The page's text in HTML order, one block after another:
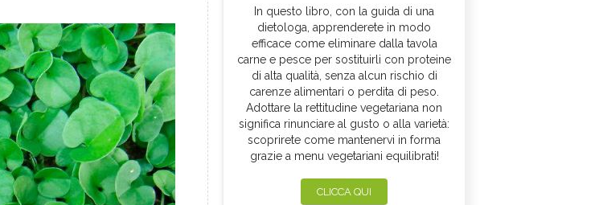
In questo libro, con la guida di una
dietologa, apprenderete in modo
efficace come eliminare dalla tavola
carne e pesce per sostituirli con proteine
di alta qualità, senza alcun rischio di
carenze alimentari o perdita di peso.
Adottare la rettitudine vegetariana non
significa rinunciare al gusto o alla varietà:
scoprirete come mantenervi in forma
grazie a menu vegetariani equilibrati!
CLICCA QUI